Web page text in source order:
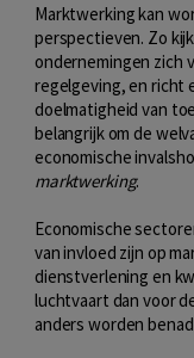
Marktwerking kan
perspectieven. Zo
ondernemingen zich
regelgeving, en richt
doelmatigheid van
belangrijk om de
economische
marktwerking.
Economische
van invloed zijn op
dienstverlening en
luchtvaart dan voor
anders worden